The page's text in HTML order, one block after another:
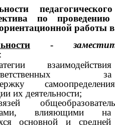
педагогического
по
проведению
работы в
-
взаимодействия
за
их деятельности;
влияющими на
основной и средней